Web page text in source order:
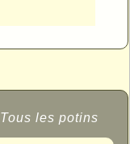
Tous les potins